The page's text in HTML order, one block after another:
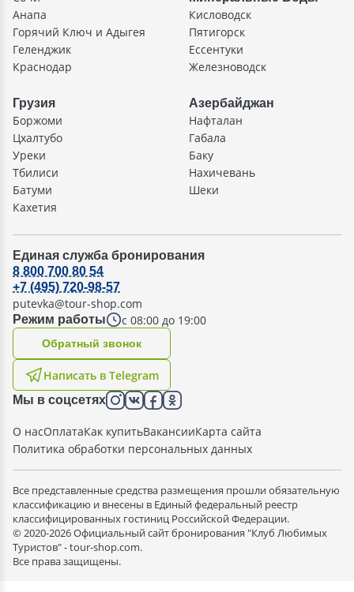
Анапа
Горячий Ключ и Адыгея
Геленджик
Краснодар
Кисловодск
Пятигорск
Ессентуки
Железноводск
Грузия
Боржоми
Цхалтубо
Уреки
Тбилиси
Батуми
Кахетия
Азербайджан
Нафталан
Габала
Баку
Нахичевань
Шеки
Единая служба бронирования
Режим работы с 08:00 до 19:00
8 800 700 80 54
+7 (495) 720-98-57
putevka@tour-shop.com
Написать в Telegram
Oбратный звонок
Мы в соцсетях
О насОплатаКак купитьВакансииКарта сайта
Политика обработки персональных данных
Все представленные средства размещения прошли обязательную
классификацию и внесены в Единый федеральный реестр
классифицированных гостиниц Российской Федерации.
© 2020-2026 Официальный сайт бронирования "Клуб Любимых
Туристов" - tour-shop.com.
Все права защищены.